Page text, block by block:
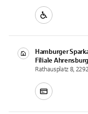
Hamburger
Filiale Ahrensburg
Rathausplatz 8,